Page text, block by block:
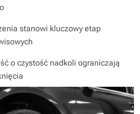
stanowi kluczowy etap
o czystość nadkoli ograniczają